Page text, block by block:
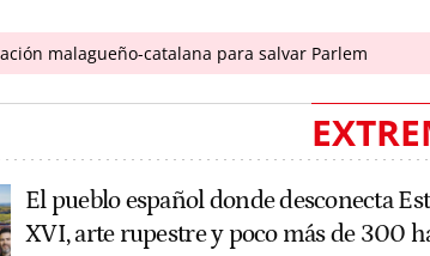
malagueño-catalana para salvar Parlem
El pueblo español donde desconecta
XVI, arte rupestre y poco más de 300